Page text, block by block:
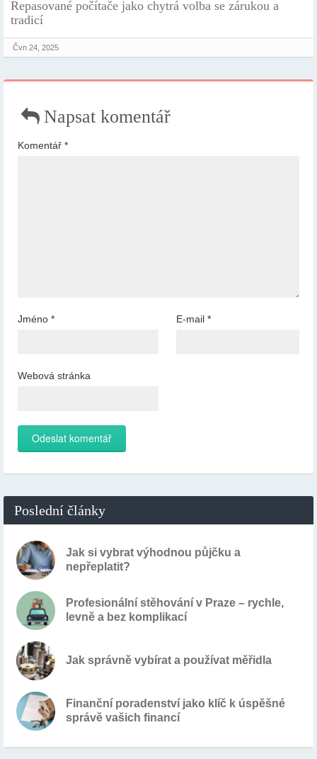
Repasované počítače jako chytrá volba se zárukou a
tradicí
Čvn 24, 2025
Napsat komentář
Komentář *
Jméno * E-mail *
Webová stránka
Poslední články
Jak si vybrat výhodnou půjčku a
nepřeplatit?
Profesionální stěhování v Praze – rychle,
levně a bez komplikací
Jak správně vybírat a používat měřidla
Finanční poradenství jako klíč k úspěšné
správě vašich financí